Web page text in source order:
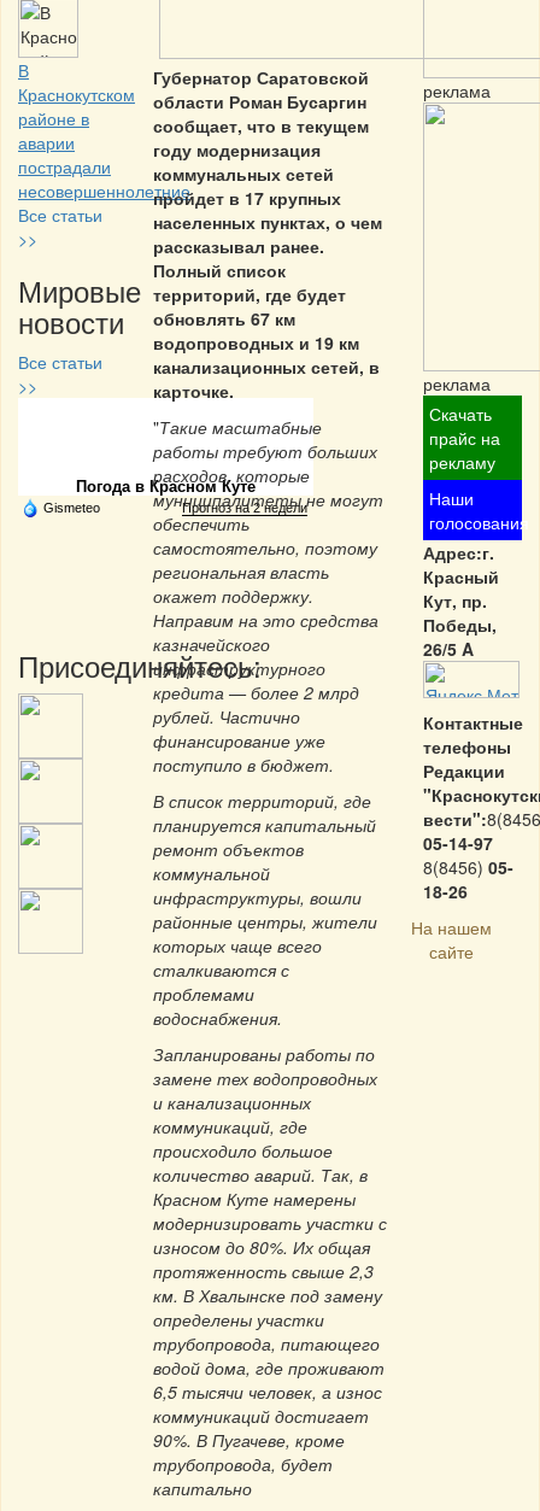
В
Краснокутском
районе в
аварии
пострадали
несовершеннолетние
Все статьи
>>
Мировые
новости
Все статьи
>>
Частная реклама
Погода в Красном Куте
Gismeteo Прогноз на 2 недели
Присоединяйтесь:
Губернатор Саратовской
области Роман Бусаргин
сообщает, что в текущем
году модернизация
коммунальных сетей
пройдет в 17 крупных
населенных пунктах, о чем
рассказывал ранее.
Полный список
территорий, где будет
обновлять 67 км
водопроводных и 19 км
канализационных сетей, в
карточке.
"Такие масштабные
работы требуют больших
расходов, которые
муниципалитеты не могут
обеспечить
самостоятельно, поэтому
региональная власть
окажет поддержку.
Направим на это средства
казначейского
инфраструктурного
кредита — более 2 млрд
рублей. Частично
финансирование уже
поступило в бюджет.
В список территорий, где
планируется капитальный
ремонт объектов
коммунальной
инфраструктуры, вошли
районные центры, жители
которых чаще всего
сталкиваются с
проблемами
водоснабжения.
Запланированы работы по
замене тех водопроводных
и канализационных
коммуникаций, где
происходило большое
количество аварий. Так, в
Красном Куте намерены
модернизировать участки с
износом до 80%. Их общая
протяженность свыше 2,3
км. В Хвалынске под замену
определены участки
трубопровода, питающего
водой дома, где проживают
6,5 тысячи человек, а износ
коммуникаций достигает
90%. В Пугачеве, кроме
трубопровода, будет
капитально
реклама
реклама
Скачать
прайс на
рекламу
Наши
голосования
Адрес:г.
Красный
Кут, пр.
Победы,
26/5 A
Контактные
телефоны
Редакции
вести":
05-14-97
8(8456) 05-
18-26
На нашем
сайте